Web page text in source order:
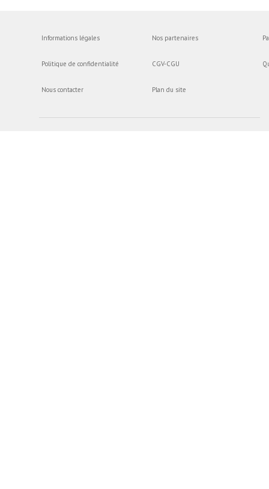
Informations légales
Politique de confidentialité
Nous contacter
Nos partenaires
CGV-CGU
Plan du site